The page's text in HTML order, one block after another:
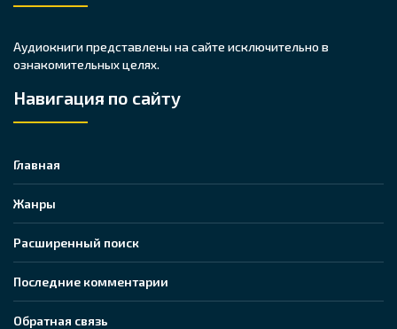
Аудиокниги представлены на сайте исключительно в
ознакомительных целях.
Навигация по сайту
Главная
Жанры
Расширенный поиск
Последние комментарии
Обратная связь